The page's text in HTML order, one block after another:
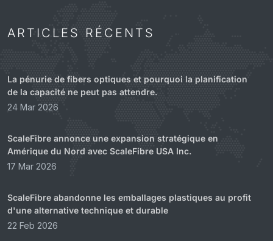
ARTICLES RÉCENTS
La pénurie de fibers optiques et pourquoi la planification
de la capacité ne peut pas attendre.
24 Mar 2026
ScaleFibre annonce une expansion stratégique en
Amérique du Nord avec ScaleFibre USA Inc.
17 Mar 2026
ScaleFibre abandonne les emballages plastiques au profit
d'une alternative technique et durable
22 Feb 2026